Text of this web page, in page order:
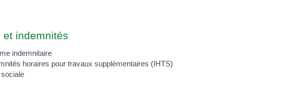
et indemnités
indemnitaire
horaires pour travaux supplémentaires (IHTS)